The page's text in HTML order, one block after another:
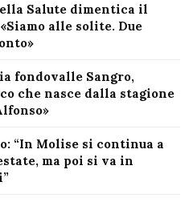
Salute dimentica il
alle solite. Due
fondovalle Sangro,
che nasce dalla stagione
“In Molise si continua a
ma poi si va in